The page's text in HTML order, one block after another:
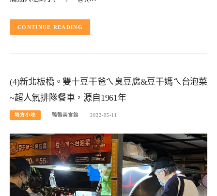
CONTINUE READING
(4)新北板橋。雙十豆干爸ㄟ臭豆腐&豆干媽ㄟ台泡菜
~超人氣排隊餐車，源自1961年
地方小吃 鴨鴨美食館 2022-05-11